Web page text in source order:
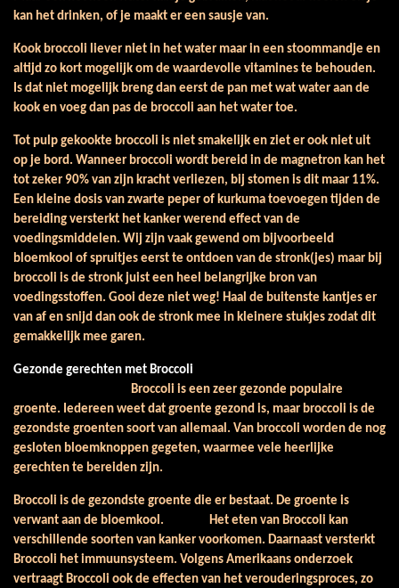
kan het drinken, of je maakt er een sausje van.
Kook broccoli liever niet in het water maar in een stoommandje en
altijd zo kort mogelijk om de waardevolle vitamines te behouden.
Is dat niet mogelijk breng dan eerst de pan met wat water aan de
kook en voeg dan pas de broccoli aan het water toe.
Tot pulp gekookte broccoli is niet smakelijk en ziet er ook niet uit
op je bord. Wanneer broccoli wordt bereid in de magnetron kan het
tot zeker 90% van zijn kracht verliezen, bij stomen is dit maar 11%.
Een kleine dosis van zwarte peper of kurkuma toevoegen tijden de
bereiding versterkt het kanker werend effect van de
voedingsmiddelen. Wij zijn vaak gewend om bijvoorbeeld
bloemkool of spruitjes eerst te ontdoen van de stronk(jes) maar bij
broccoli is de stronk juist een heel belangrijke bron van
voedingsstoffen. Gooi deze niet weg! Haal de buitenste kantjes er
van af en snijd dan ook de stronk mee in kleinere stukjes zodat dit
gemakkelijk mee garen.
Gezonde gerechten met Broccoli
Broccoli is een zeer gezonde populaire
groente. Iedereen weet dat groente gezond is, maar broccoli is de
gezondste groenten soort van allemaal. Van broccoli worden de nog
gesloten bloemknoppen gegeten, waarmee vele heerlijke
gerechten te bereiden zijn.
Broccoli is de gezondste groente die er bestaat. De groente is
verwant aan de bloemkool. Het eten van Broccoli kan
verschillende soorten van kanker voorkomen. Daarnaast versterkt
Broccoli het immuunsysteem. Volgens Amerikaans onderzoek
vertraagt Broccoli ook de effecten van het verouderingsproces, zo